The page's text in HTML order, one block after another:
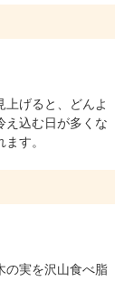
上げると、どんよ
え込む日が多くな
す。
の実を沢山食べ脂